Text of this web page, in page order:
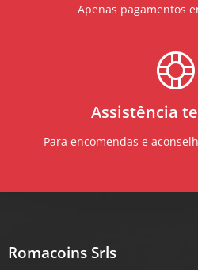
Apenas pagamentos
Assistência
Para encomendas e
Romacoins Srls